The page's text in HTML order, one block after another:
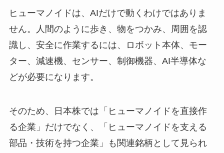
ヒューマノイドは、AIだけで動くわけではありま
せん。人間のように歩き、物をつかみ、周囲を認
識し、安全に作業するには、ロボット本体、モー
ター、減速機、センサー、制御機器、AI半導体な
どが必要になります。
そのため、日本株では「ヒューマノイドを直接作
る企業」だけでなく、「ヒューマノイドを支える
部品・技術を持つ企業」も関連銘柄として見られ